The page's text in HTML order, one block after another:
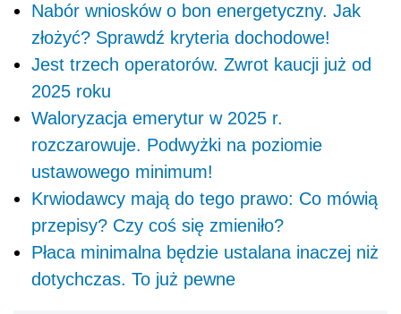
Nabór wniosków o bon energetyczny. Jak
złożyć? Sprawdź kryteria dochodowe!
Jest trzech operatorów. Zwrot kaucji już od
2025 roku
Waloryzacja emerytur w 2025 r.
rozczarowuje. Podwyżki na poziomie
ustawowego minimum!
Krwiodawcy mają do tego prawo: Co mówią
przepisy? Czy coś się zmieniło?
Płaca minimalna będzie ustalana inaczej niż
dotychczas. To już pewne